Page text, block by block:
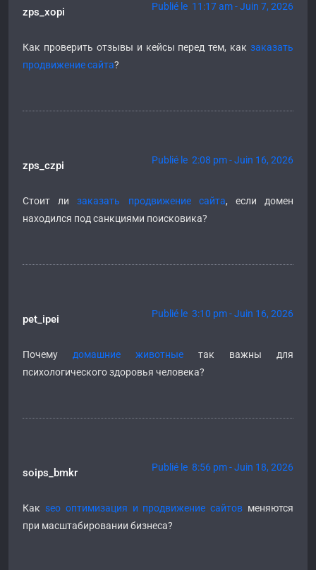
zps_xopi Publié le 11:17 am - Juin 7, 2026
Как проверить отзывы и кейсы перед тем, как заказать
продвижение сайта?
zps_czpi Publié le 2:08 pm - Juin 16, 2026
Стоит лизаказать продвижение сайта, если домен
находился под санкциями поисковика?
pet_ipei Publié le 3:10 pm - Juin 16, 2026
Почему домашние животные так важны для
психологического здоровья человека?
soips_bmkr Publié le 8:56 pm - Juin 18, 2026
Как seo оптимизация и продвижение сайтов меняются
при масштабировании бизнеса?